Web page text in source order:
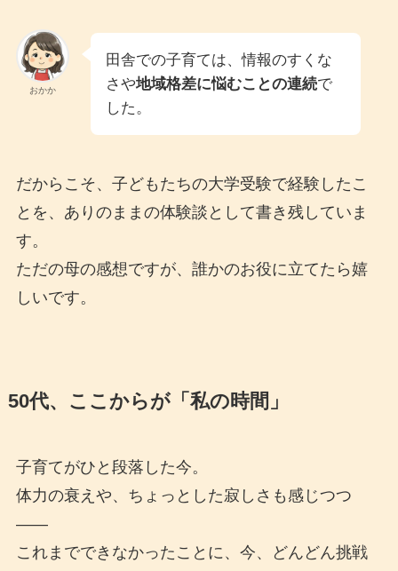
おかか
田舎での子育ては、情報のすくな
さや地域格差に悩むことの連続で
した。
だからこそ、子どもたちの大学受験で経験したこ
とを、ありのままの体験談として書き残していま
す。
ただの母の感想ですが、誰かのお役に立てたら嬉
しいです。
50代、ここからが「私の時間」
子育てがひと段落した今。
体力の衰えや、ちょっとした寂しさも感じつつ
——
これまでできなかったことに、今、どんどん挑戦